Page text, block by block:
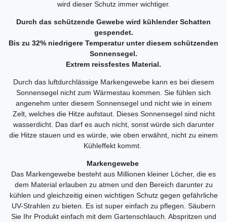
wird dieser Schutz immer wichtiger.
Durch das schützende Gewebe wird kühlender Schatten
gespendet.
Bis zu 32% niedrigere Temperatur unter diesem schützenden
Sonnensegel.
Extrem reissfestes Material.
Durch das luftdurchlässige Markengewebe kann es bei diesem
Sonnensegel nicht zum Wärmestau kommen. Sie fühlen sich
angenehm unter diesem Sonnensegel und nicht wie in einem
Zelt, welches die Hitze aufstaut. Dieses Sonnensegel sind nicht
wasserdicht. Das darf es auch nicht, sonst würde sich darunter
die Hitze stauen und es würde, wie oben erwähnt, nicht zu einem
Kühleffekt kommt.
Markengewebe
Das Markengewebe besteht aus Millionen kleiner Löcher, die es
dem Material erlauben zu atmen und den Bereich darunter zu
kühlen und gleichzeitig einen wichtigen Schutz gegen gefährliche
UV-Strahlen zu bieten. Es ist super einfach zu pflegen. Säubern
Sie Ihr Produkt einfach mit dem Gartenschlauch. Abspritzen und